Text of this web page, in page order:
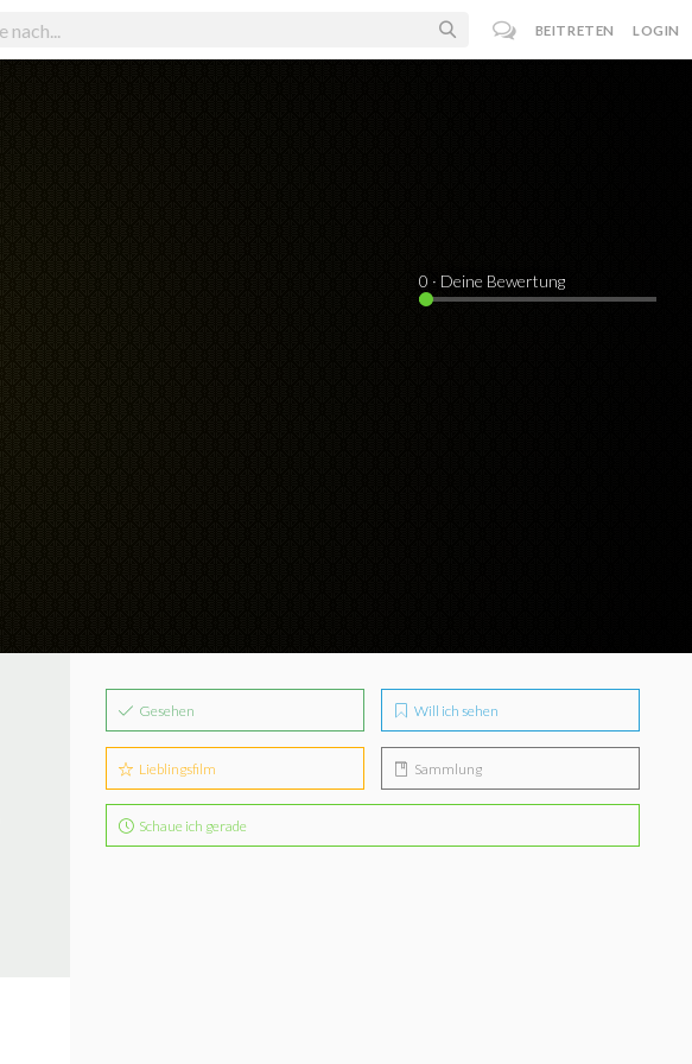
BEITRETEN LOGIN
0 · Deine Bewertung
Gesehen Will ich sehen
Lieblingsfilm Sammlung
Schaue ich gerade